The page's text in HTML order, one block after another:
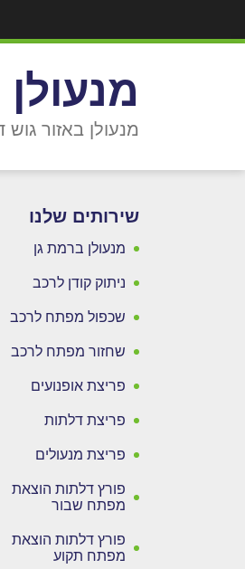
מנעולן
מנעולן באזור גוש דן - תוך
שירותים שלנו
מנעולן ברמת גן
ניתוק קודן לרכב
שכפול מפתח לרכב
שחזור מפתח לרכב
פריצת אופנועים
פריצת דלתות
פריצת מנעולים
פורץ דלתות הוצאת
מפתח שבור
פורץ דלתות הוצאת
מפתח תקוע